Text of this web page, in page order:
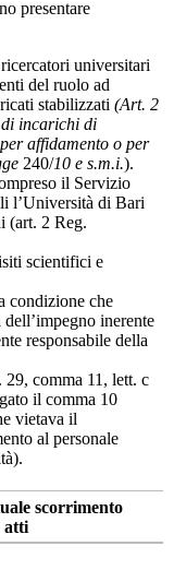
presentare
universitari
del ruolo ad
stabilizzati (Art. 2
di incarichi di
affidamento o per
240/10 e s.m.i.).
il Servizio
l’Università di Bari
(art. 2 Reg.
scientifici e
condizione che
inerente
responsabile della
29, comma 11, lett. c
il comma 10
vietava il
al personale
scorrimento
atti